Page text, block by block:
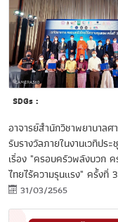
SDGs :
อาจารย์สำนักวิชาพยาบาลศ
รับรางวัลภายในงานเวทีประ
เรื่อง "ครอบครัวพลังบวก
ไทยไร้ความรุนแรง" ครั้งที่ 3
31/03/2565